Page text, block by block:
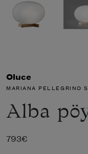
Oluce
MARIANA PELLEGRINO
Alba
793€